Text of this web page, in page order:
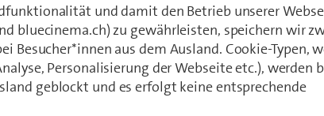
und damit den Betrieb unserer
bluecinema.ch) zu gewährleisten, speichern wir
Besucher*innen aus dem Ausland. Cookie-Typen,
Personalisierung der Webseite etc.), werden
geblockt und es erfolgt keine entsprechende